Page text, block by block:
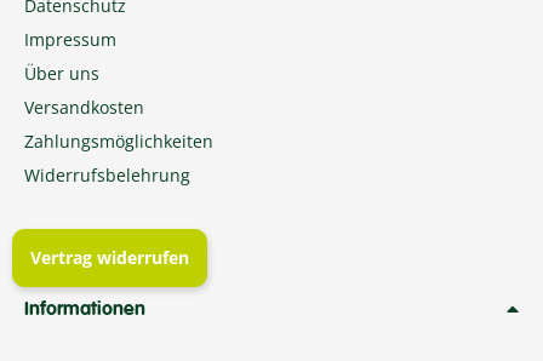
Datenschutz
Impressum
Über uns
Versandkosten
Zahlungsmöglichkeiten
Widerrufsbelehrung
Vertrag widerrufen
Informationen